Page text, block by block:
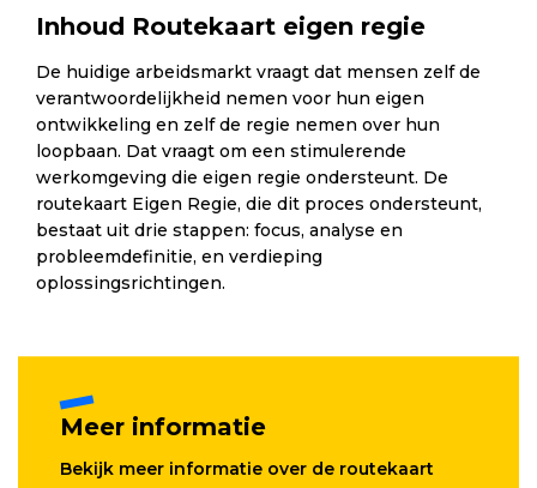
Inhoud Routekaart eigen regie
De huidige arbeidsmarkt vraagt dat mensen zelf de
verantwoordelijkheid nemen voor hun eigen
ontwikkeling en zelf de regie nemen over hun
loopbaan. Dat vraagt om een stimulerende
werkomgeving die eigen regie ondersteunt. De
routekaart Eigen Regie, die dit proces ondersteunt,
bestaat uit drie stappen: focus, analyse en
probleemdefinitie, en verdieping
oplossingsrichtingen.
Meer informatie
Bekijk meer informatie over de routekaart